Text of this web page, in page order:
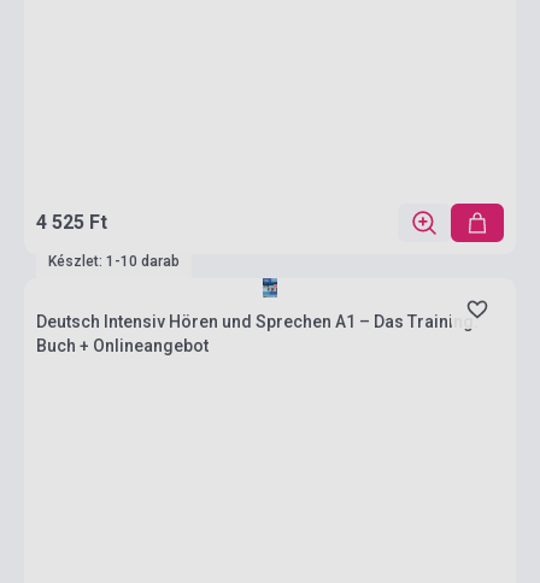
4 525 Ft
Készlet: 1-10 darab
Deutsch Intensiv Hören und Sprechen A1 – Das Training.
Buch + Onlineangebot